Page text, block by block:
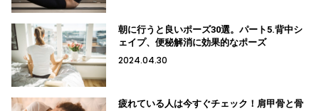
朝に行うと良いポーズ30選。パート5.背中シ
ェイプ、便秘解消に効果的なポーズ
2024.04.30
疲れている人は今すぐチェック！肩甲骨と骨